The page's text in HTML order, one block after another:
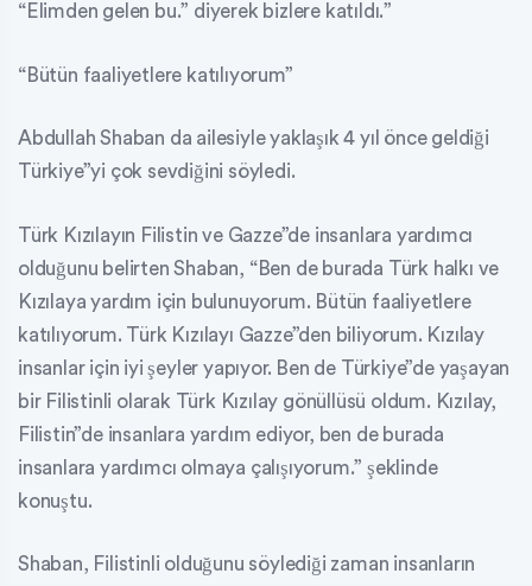
“Elimden gelen bu.” diyerek bizlere katıldı.”
“Bütün faaliyetlere katılıyorum”
Abdullah Shaban da ailesiyle yaklaşık 4 yıl önce geldiği
Türkiye”yi çok sevdiğini söyledi.
Türk Kızılayın Filistin ve Gazze”de insanlara yardımcı
olduğunu belirten Shaban, “Ben de burada Türk halkı ve
Kızılaya yardım için bulunuyorum. Bütün faaliyetlere
katılıyorum. Türk Kızılayı Gazze”den biliyorum. Kızılay
insanlar için iyi şeyler yapıyor. Ben de Türkiye”de yaşayan
bir Filistinli olarak Türk Kızılay gönüllüsü oldum. Kızılay,
Filistin”de insanlara yardım ediyor, ben de burada
insanlara yardımcı olmaya çalışıyorum.” şeklinde
konuştu.
Shaban, Filistinli olduğunu söylediği zaman insanların